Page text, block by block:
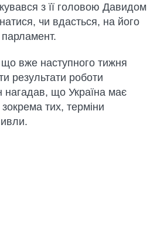
з її головою Давидом
чи вдасться, на його
парламент.
вже наступного тижня
результати роботи
нагадав, що Україна має
тих, терміни